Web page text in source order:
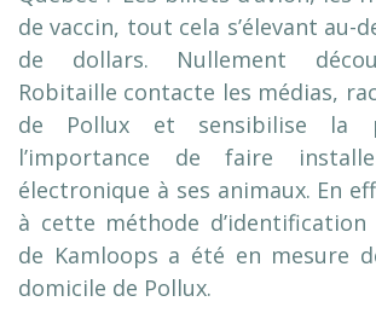
de vaccin, tout cela s’élevant au-
de dollars. Nullement
Robitaille contacte les médias,
de Pollux et sensibilise la
l’importance de faire
électronique à ses animaux. En
à cette méthode
de Kamloops a été en mesure
domicile de Pollux.